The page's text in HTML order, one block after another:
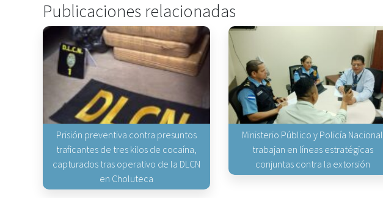
Publicaciones relacionadas
Prisión preventiva contra presuntos
traficantes de tres kilos de cocaína,
capturados tras operativo de la DLCN
en Choluteca
Ministerio Público y Policía Nacional
trabajan en líneas estratégicas
conjuntas contra la extorsión